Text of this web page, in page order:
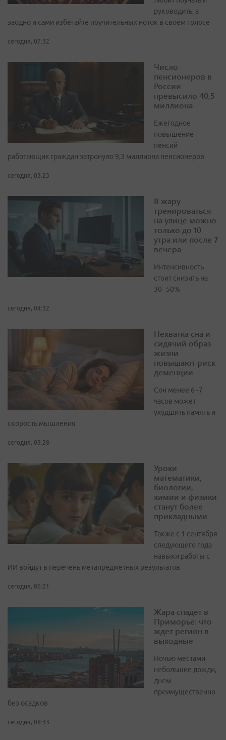
руководить, а
заодно и сами избегайте поучительных ноток в своем голосе
сегодня, 07:32
Число
пенсионеров в
России
превысило 40,5
миллиона
Ежегодное
повышение
пенсий
работающих граждан затронуло 9,3 миллиона пенсионеров
сегодня, 03:23
В жару
тренироваться
на улице можно
только до 10
утра или после 7
вечера
Интенсивность
стоит снизить на
30–50%
сегодня, 04:32
Нехватка сна и
сидячий образ
жизни
повышают риск
деменции
Сон менее 6–7
часов может
ухудшить память и
скорость мышления
сегодня, 05:28
Уроки
математики,
биологии,
химии и физики
станут более
прикладными
Также с 1 сентября
следующего года
навыки работы с
ИИ войдут в перечень метапредметных результатов
сегодня, 06:21
Жара спадет в
Приморье: что
ждет регион в
выходные
Ночью местами
небольшие дожди,
днем -
преимущественно
без осадков
сегодня, 08:33